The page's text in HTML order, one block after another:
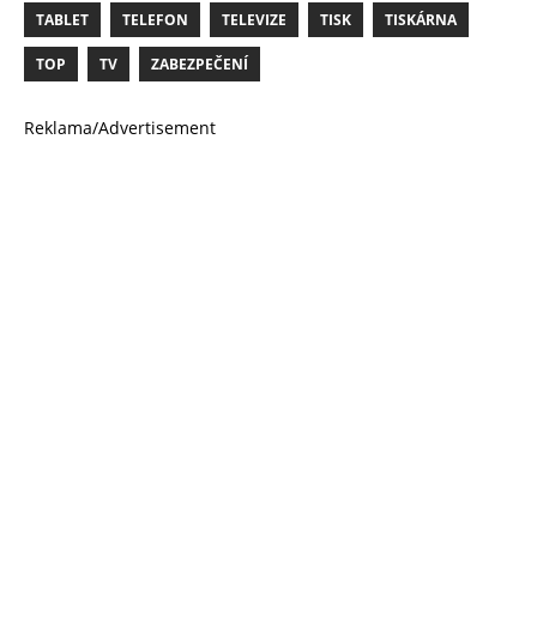
TABLET TELEFON TELEVIZE TISK TISKÁRNA
TOP TV ZABEZPEČENÍ
Reklama/Advertisement